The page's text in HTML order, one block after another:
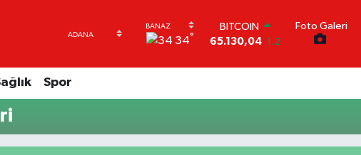
34°
BITCOIN
65.130,04 1.2
55,1652 0.27
GRAM ALTIN
Foto Galeri
Spor